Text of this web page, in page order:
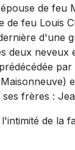
de feu
de feu Louis
d'une
deux neveux
par
frères :
de la